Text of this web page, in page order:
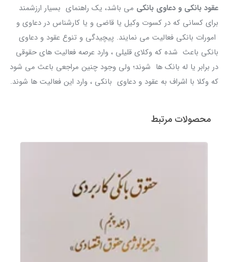
عقود بانکی و دعاوی بانکی می باشد، یک راهنمای بسیار ارزشمند
برای کسانی که در کسوت وکیل یا قاضی و یا کارشناس در دعاوی و
امورات بانکی فعالیت می نمایند. پیچیدگی و تنوع عقود و دعاوی
بانکی باعث شده که وکلای قلیلی ، وارد عرصه فعالیت های حقوقی
در برابر یا له بانک ها شوند؛ ولی وجود چنین مراجعی باعث می شود
که وکلا با اشراف به عقود و دعاوی بانکی ، وارد این فعالیت ها شوند.
محصولات مرتبط